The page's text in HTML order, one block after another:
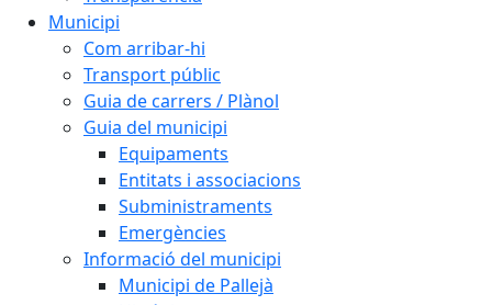
Municipi
Com arribar-hi
Transport públic
Guia de carrers / Plànol
Guia del municipi
Equipaments
Entitats i associacions
Subministraments
Emergències
Informació del municipi
Municipi de Pallejà